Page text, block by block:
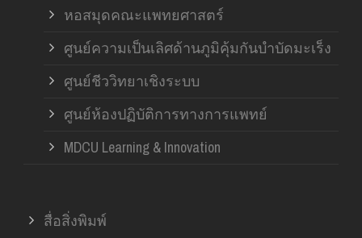
หอสมุดคณะแพทยศาสตร์
ศูนย์ความเป็นเลิศด้านภูมิคุ้มกันบำบัดมะเร็ง
ศูนย์ชีววิทยาเชิงระบบ
ศูนย์ห้องปฏิบัติการทางการแพทย์
MDCU Learning & Innovation
สื่อสิ่งพิมพ์